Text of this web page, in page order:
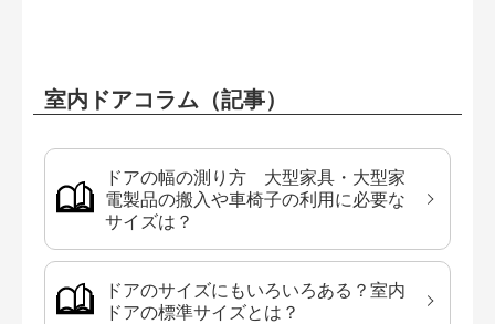
室内ドアコラム（記事）
ドアの幅の測り方 大型家具・大型家
電製品の搬入や車椅子の利用に必要な
サイズは？
ドアのサイズにもいろいろある？室内
ドアの標準サイズとは？